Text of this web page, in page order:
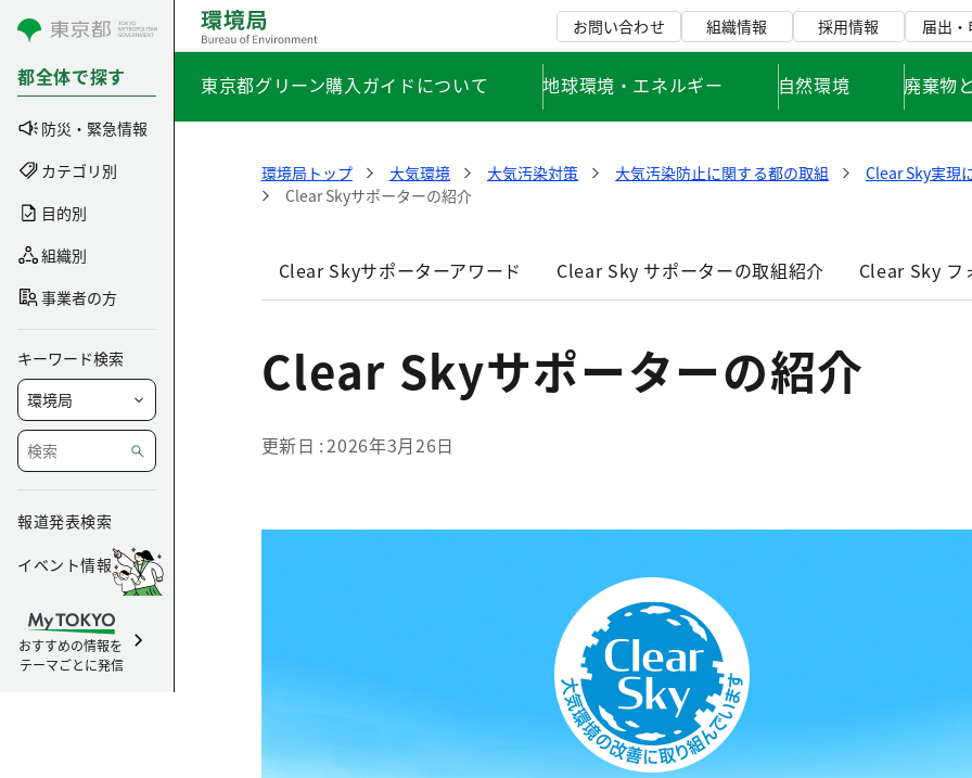
コンテンツにスキップ
都全体で探す
防災・緊急情報
カテゴリ別
目的別
組織別
事業者の方
キーワード検索
報道発表検索
イベント情報
おすすめの情報を
テーマごとに発信
お問い合わせ 組織情報 採用情報 届出
東京都グリーン購入ガイドについて 地球環境・エネルギー 自然環境 廃棄物
環境局トップ 大気環境 大気汚染対策 大気汚染防止に関する都の取組
Clear Sky実現
Clear Skyサポーターの紹介
Clear Skyサポーターアワード Clear Sky サポーターの取組紹介 Clear Sky フ
Clear Skyサポーターの紹介
更新日 2026年3月26日